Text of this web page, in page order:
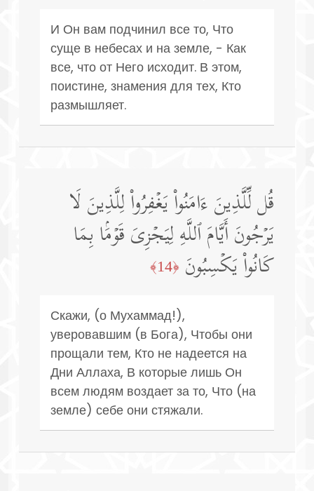
И Он вам подчинил все то, Что
суще в небесах и на земле, - Как
все, что от Него исходит. В этом,
поистине, знамения для тех, Кто
размышляет.
قُل لِّلَّذِینَ ءَامَنُوا۟ یَغۡفِرُوا۟ لِلَّذِینَ لَا
یَرۡجُونَ أَیَّامَ ٱللَّهِ لِیَجۡزِیَ قَوۡمَۢا بِمَا
كَانُوا۟ یَكۡسِبُونَ ﴿14﴾
Скажи, (о Мухаммад!),
уверовавшим (в Бога), Чтобы они
прощали тем, Кто не надеется на
Дни Аллаха, В которые лишь Он
всем людям воздает за то, Что (на
земле) себе они стяжали.